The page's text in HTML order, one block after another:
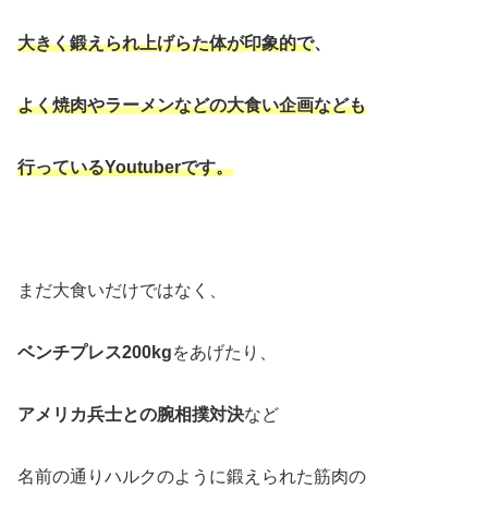
大きく鍛えられ上げらた体が印象的で、
よく焼肉やラーメンなどの大食い企画なども
行っているYoutuberです。
まだ大食いだけではなく、
ベンチプレス200kgをあげたり、
アメリカ兵士との腕相撲対決など
名前の通りハルクのように鍛えられた筋肉の